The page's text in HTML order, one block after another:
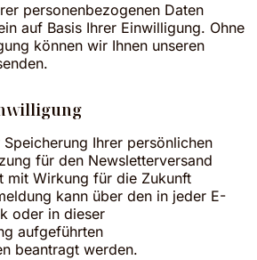
personenbezogenen Daten
auf Basis Ihrer Einwilligung. Ohne
können wir Ihnen unseren
Ihrer persönlichen
für den Newsletterversand
mit Wirkung für die Zukunft
kann über den in jeder E-
oder in dieser
aufgeführten
beantragt werden.